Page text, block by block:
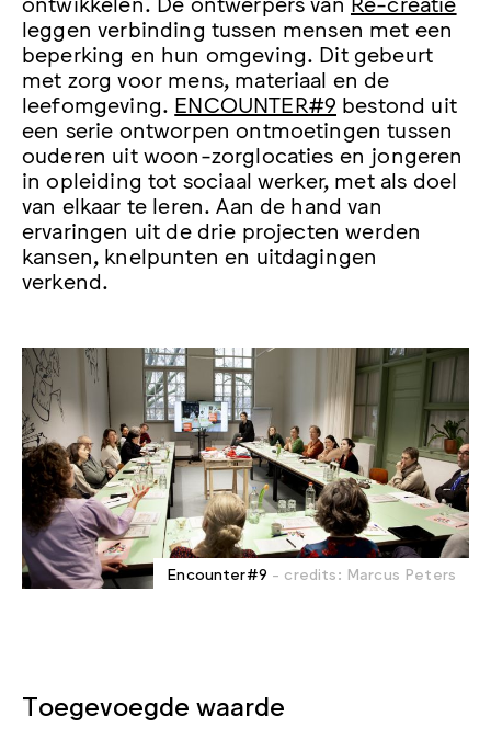
leggen verbinding tussen mensen met een
beperking en hun omgeving. Dit gebeurt
met zorg voor mens, materiaal en de
leefomgeving. ENCOUNTER#9 bestond uit
een serie ontworpen ontmoetingen tussen
ouderen uit woon-zorglocaties en jongeren
in opleiding tot sociaal werker, met als doel
van elkaar te leren. Aan de hand van
ervaringen uit de drie projecten werden
kansen, knelpunten en uitdagingen
verkend.
Encounter#9 - credits: Marcus Peters
Toegevoegde waarde